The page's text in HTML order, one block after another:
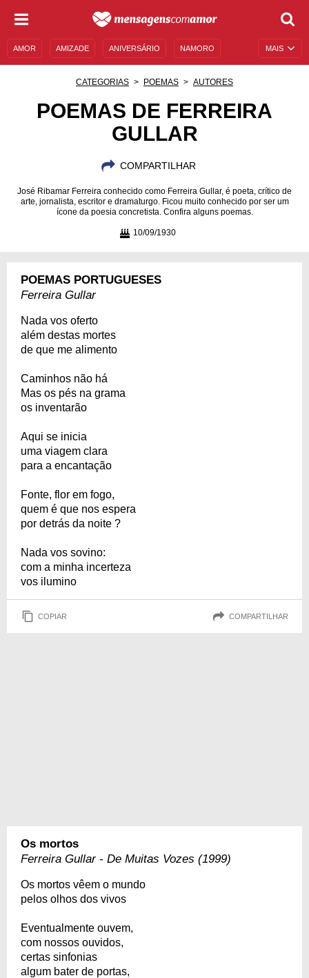
MAIS
AMOR AMIZADE ANIVERSÁRIO NAMORO
MENSAGENS DE ANIVERSÁRIO
CATEGORIAS POEMAS AUTORES
POEMAS DE FERREIRA
GULLAR
COMPARTILHAR
José Ribamar Ferreira conhecido como Ferreira Gullar, é poeta, crítico de
arte, jornalista, escritor e dramaturgo. Ficou muito conhecido por ser um
ícone da poesia concretista. Confira alguns poemas.
10/09/1930
POEMAS PORTUGUESES
Ferreira Gullar
Nada vos oferto
além destas mortes
de que me alimento
Caminhos não há
Mas os pés na grama
os inventarão
Aqui se inicia
uma viagem clara
para a encantação
Fonte, flor em fogo,
quem é que nos espera
por detrás da noite ?
Nada vos sovino:
com a minha incerteza
vos ilumino
COPIAR COMPARTILHAR
Os mortos
Ferreira Gullar - De Muitas Vozes (1999)
Os mortos vêem o mundo
pelos olhos dos vivos
Eventualmente ouvem,
com nossos ouvidos,
certas sinfonias
algum bater de portas,